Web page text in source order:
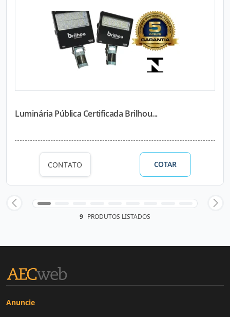
Luminária Pública Certificada Brilhou...
CONTATO COTAR
9 PRODUTOS LISTADOS
Anuncie